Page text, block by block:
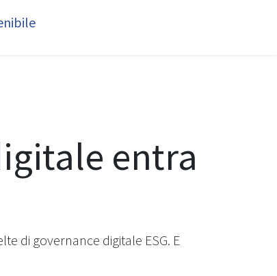
entra
di governance digitale ESG. E